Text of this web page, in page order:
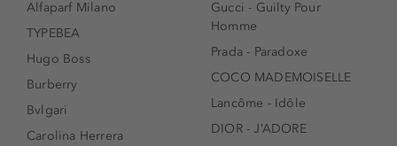
Alfaparf Milano
TYPEBEA
Hugo Boss
Burberry
Bvlgari
Carolina Herrera
Gucci - Guilty Pour
Homme
Prada - Paradoxe
COCO MADEMOISELLE
Lancôme - Idôle
DIOR - J’ADORE